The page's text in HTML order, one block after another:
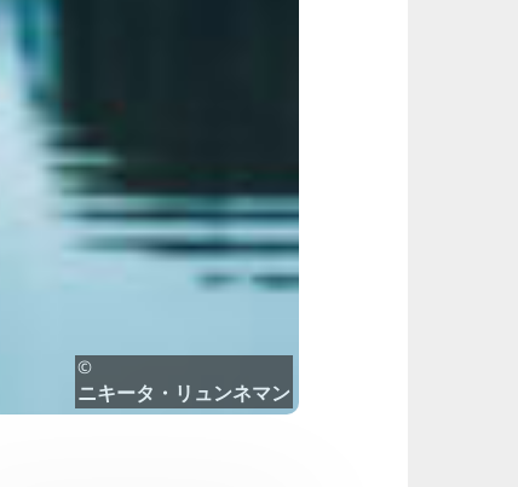
©
ニキータ・リュンネマン